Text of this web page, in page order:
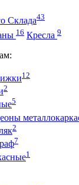
Склада43
16 Кресла 9
12
2
5
2
7
1